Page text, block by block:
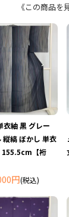
《この商品を
衣紬 黒 グレー
縦縞 ぼかし 単衣
155.5cm【裄
円(税込)